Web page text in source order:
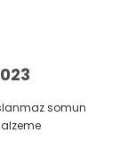
somun